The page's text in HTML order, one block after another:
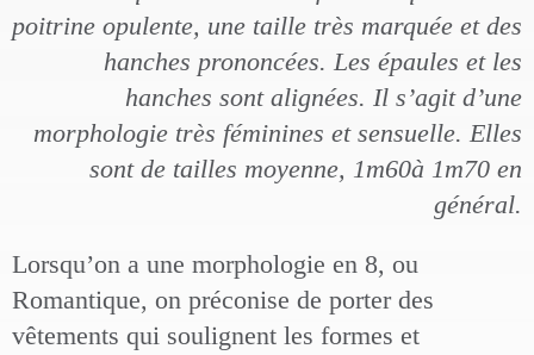
poitrine opulente, une taille très marquée et des
hanches prononcées. Les épaules et les
hanches sont alignées. Il s’agit d’une
morphologie très féminines et sensuelle. Elles
sont de tailles moyenne, 1m60à 1m70 en
général.
Lorsqu’on a une morphologie en 8, ou
Romantique, on préconise de porter des
vêtements qui soulignent les formes et